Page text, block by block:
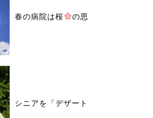
春の病院は桜 の思
シニアを「デザート